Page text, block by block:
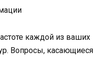
каждой из ваших
Вопросы, касающиеся